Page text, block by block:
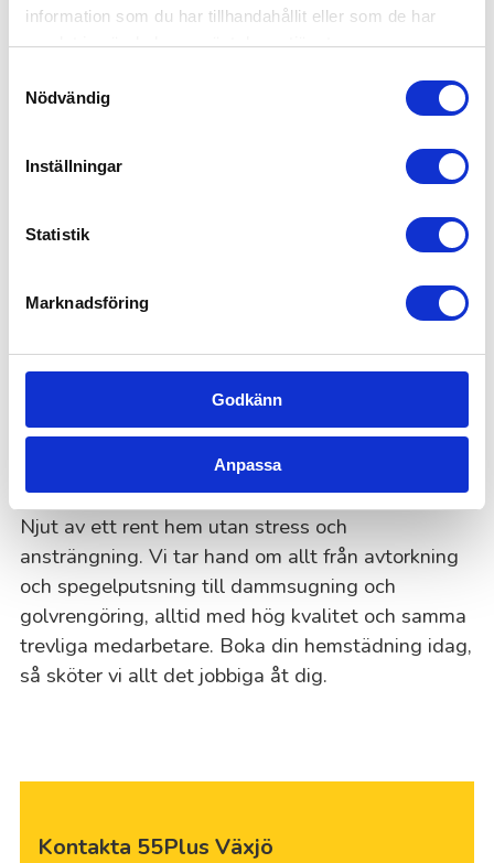
information som du har tillhandahållit eller som de har
samlat in när du har använt deras tjänster.
Nödvändig
Inställningar
Statistik
Marknadsföring
Godkänn
Anpassa
villkoren kan variera beroende på var du bor.
information om vad som gäller.
Kan jag använda RUT-avdrag för
Självklart! Du får 50% i skattereduktion på
pappersarbete.
Boka din hemstädning i Växjö
idag!
Njut av ett rent hem utan stress och
ansträngning. Vi tar hand om allt från avtorkning
och spegelputsning till dammsugning och
golvrengöring, alltid med hög kvalitet och samma
trevliga medarbetare. Boka din hemstädning idag,
så sköter vi allt det jobbiga åt dig.
Kontakta 55Plus Växjö